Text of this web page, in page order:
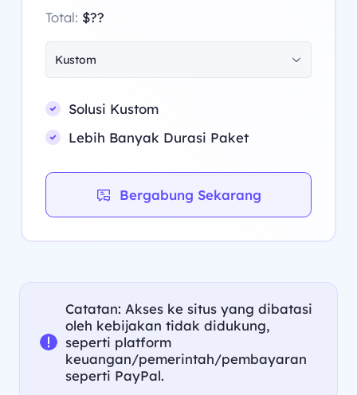
Total: $??
Kustom
Solusi Kustom
Lebih Banyak Durasi Paket
Bergabung Sekarang
Catatan: Akses ke situs yang dibatasi
oleh kebijakan tidak didukung,
seperti platform
keuangan/pemerintah/pembayaran
seperti PayPal.